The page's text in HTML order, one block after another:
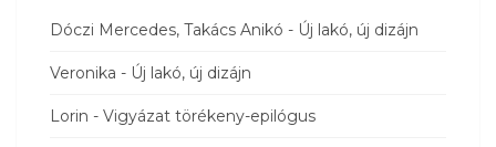
Dóczi Mercedes, Takács Anikó - Új lakó, új dizájn
Veronika - Új lakó, új dizájn
Lorin - Vigyázat törékeny-epilógus